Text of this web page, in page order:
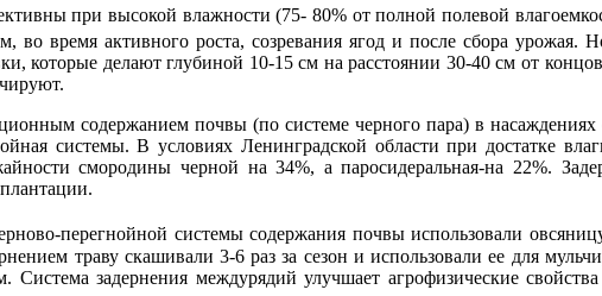
при высокой влажности (75- 80% от полной полевой
во время активного роста, созре­вания ягод и после сбора
которые делают глубиной 10-15 см на расстоянии 30-40 см от
содержанием почвы (по системе черно­го пара) в
системы. В условиях Ленинградской области при достатке
смородины черной на 34%, а паросидераль­ная-на 22%.
перегнойной системы содержания почвы ис­пользовали
траву скашивали 3-6 раз за сезон и использовали ее для
Система задернения междуря­дий улучшает агрофизические